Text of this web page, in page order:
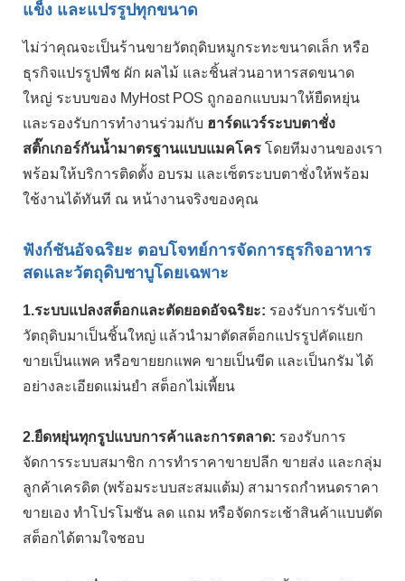
แข็ง และแปรรูปทุกขนาด
ไม่ว่าคุณจะเป็นร้านขายวัตถุดิบหมูกระทะขนาดเล็ก หรือ
ธุรกิจแปรรูปพืช ผัก ผลไม้ และชิ้นส่วนอาหารสดขนาด
ใหญ่ ระบบของ MyHost POS ถูกออกแบบมาให้ยืดหยุ่น
และรองรับการทำงานร่วมกับ ฮาร์ดแวร์ระบบตาชั่ง
สติ๊กเกอร์กันน้ำมาตรฐานแบบแมคโคร โดยทีมงานของเรา
พร้อมให้บริการติดตั้ง อบรม และเซ็ตระบบตาชั่งให้พร้อม
ใช้งานได้ทันที ณ หน้างานจริงของคุณ
ฟังก์ชันอัจฉริยะ ตอบโจทย์การจัดการธุรกิจอาหาร
สดและวัตถุดิบชาบูโดยเฉพาะ
1.ระบบแปลงสต็อกและตัดยอดอัจฉริยะ: รองรับการรับเข้า
วัตถุดิบมาเป็นชิ้นใหญ่ แล้วนำมาตัดสต็อกแปรรูปคัดแยก
ขายเป็นแพค หรือขายยกแพค ขายเป็นขีด และเป็นกรัม ได้
อย่างละเอียดแม่นยำ สต็อกไม่เพี้ยน
2.ยืดหยุ่นทุกรูปแบบการค้าและการตลาด: รองรับการ
จัดการระบบสมาชิก การทำราคาขายปลีก ขายส่ง และกลุ่ม
ลูกค้าเครดิต (พร้อมระบบสะสมแต้ม) สามารถกำหนดราคา
ขายเอง ทำโปรโมชัน ลด แถม หรือจัดกระเช้าสินค้าแบบตัด
สต็อกได้ตามใจชอบ